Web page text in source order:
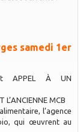
samedi 1er
APPEL À UN
MCB
l’agence
qui œuvrent au